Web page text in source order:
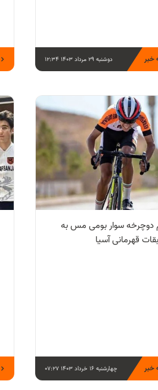
دوشنبه 29 مرداد 1403 12:34 خبر
دوچرخه سوار بومی مس به
قهرمانی آسیا
چهارشنبه 16 خرداد 1403 07:27 خبر